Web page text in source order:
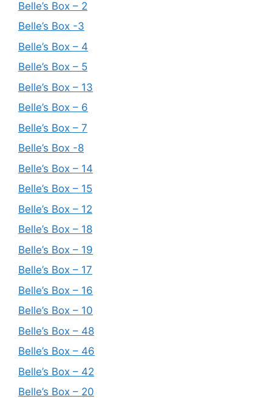
Belle’s Box – 2
Belle’s Box -3
Belle’s Box – 4
Belle’s Box – 5
Belle’s Box – 13
Belle’s Box – 6
Belle’s Box – 7
Belle’s Box -8
Belle’s Box – 14
Belle’s Box – 15
Belle’s Box – 12
Belle’s Box – 18
Belle’s Box – 19
Belle’s Box – 17
Belle’s Box – 16
Belle’s Box – 10
Belle’s Box – 48
Belle’s Box – 46
Belle’s Box – 42
Belle’s Box – 20